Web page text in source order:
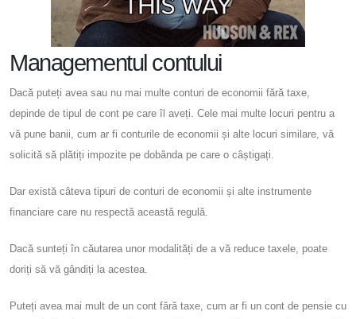
Managementul contului
Dacă puteți avea sau nu mai multe conturi de economii fără taxe,
depinde de tipul de cont pe care îl aveți. Cele mai multe locuri pentru a
vă pune banii, cum ar fi conturile de economii și alte locuri similare, vă
solicită să plătiți impozite pe dobânda pe care o câștigați.
Dar există câteva tipuri de conturi de economii și alte instrumente
financiare care nu respectă această regulă.
Dacă sunteți în căutarea unor modalități de a vă reduce taxele, poate
doriți să vă gândiți la acestea.
Puteți avea mai mult de un cont fără taxe, cum ar fi un cont de pensie cu